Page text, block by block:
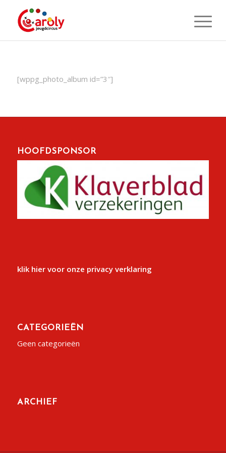
[wppg_photo_album id=”3″]
HOOFDSPONSOR
klik hier voor onze privacy verklaring
CATEGORIEËN
Geen categorieën
ARCHIEF